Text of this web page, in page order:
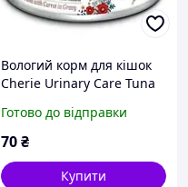
Вологий корм для кішок
Cherie Urinary Care Tuna
мікс тунця з морквою в
соусі для дорослих котів
Готово до відправки
70₴
Купити